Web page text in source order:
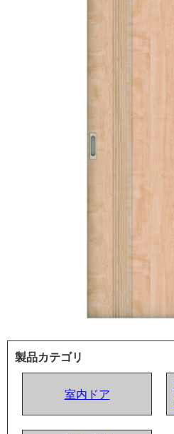
製品カテゴリ
室内ドア